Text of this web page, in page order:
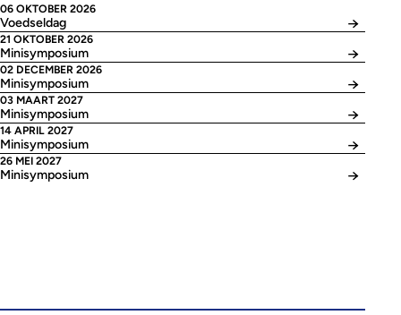
06 OKTOBER 2026
Voedseldag
21 OKTOBER 2026
Minisymposium
02 DECEMBER 2026
Minisymposium
03 MAART 2027
Minisymposium
14 APRIL 2027
Minisymposium
26 MEI 2027
Minisymposium